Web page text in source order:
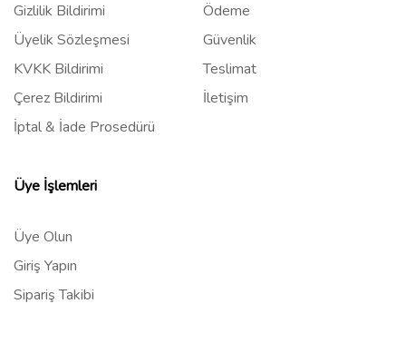
Gizlilik Bildirimi
Üyelik Sözleşmesi
KVKK Bildirimi
Çerez Bildirimi
İptal & İade Prosedürü
Ödeme
Güvenlik
Teslimat
İletişim
Üye İşlemleri
Üye Olun
Giriş Yapın
Sipariş Takibi